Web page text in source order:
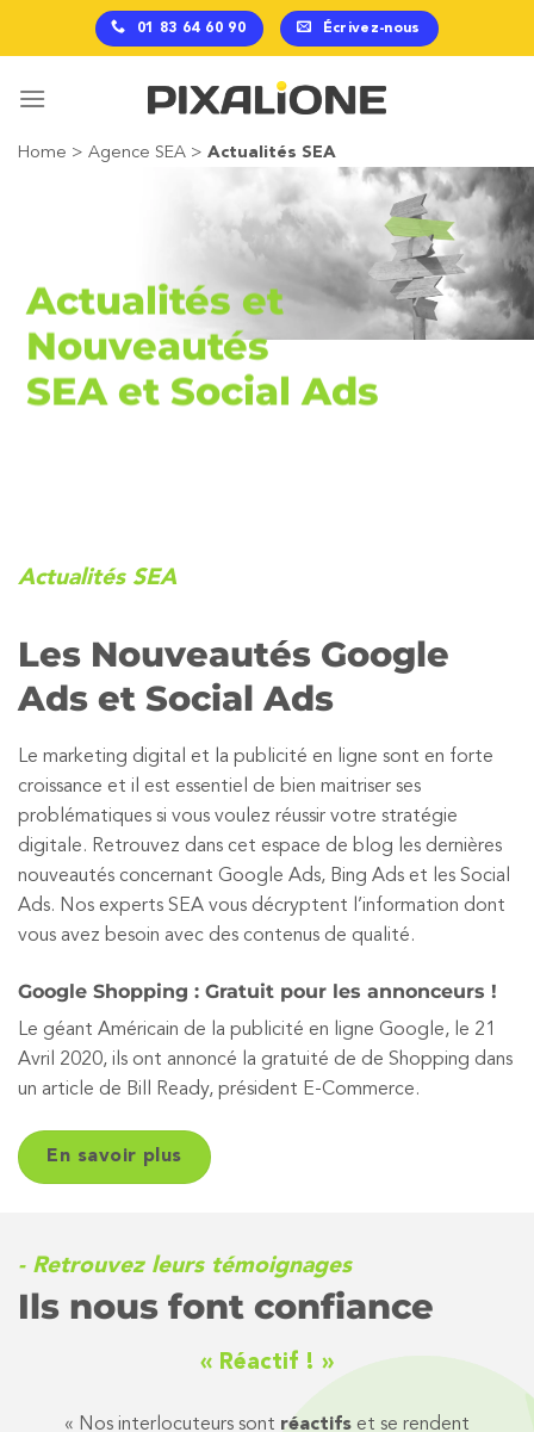
01 83 64 60 90 Écrivez-nous
Home > Agence SEA > Actualités SEA
Actualités et
Nouveautés
SEA et Social Ads
Actualités SEA
Les Nouveautés Google
Ads et Social Ads
Le marketing digital et la publicité en ligne sont en forte
croissance et il est essentiel de bien maitriser ses
problématiques si vous voulez réussir votre stratégie
digitale. Retrouvez dans cet espace de blog les dernières
nouveautés concernant Google Ads, Bing Ads et les Social
Ads. Nos experts SEA vous décryptent l’information dont
vous avez besoin avec des contenus de qualité.
Google Shopping : Gratuit pour les annonceurs !
Le géant Américain de la publicité en ligne Google, le 21
Avril 2020, ils ont annoncé la gratuité de de Shopping dans
un article de Bill Ready, président E-Commerce.
En savoir plus
- Retrouvez leurs témoignages
Ils nous font confiance
« Réactif ! »
« Nos interlocuteurs sont réactifs et se rendent